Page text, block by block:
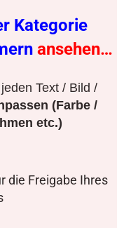
Kategorie
ansehen…
Text / Bild /
(Farbe /
etc.)
die Freigabe Ihres